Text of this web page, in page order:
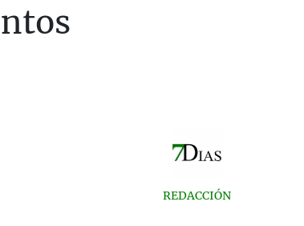
REDACCIÓN